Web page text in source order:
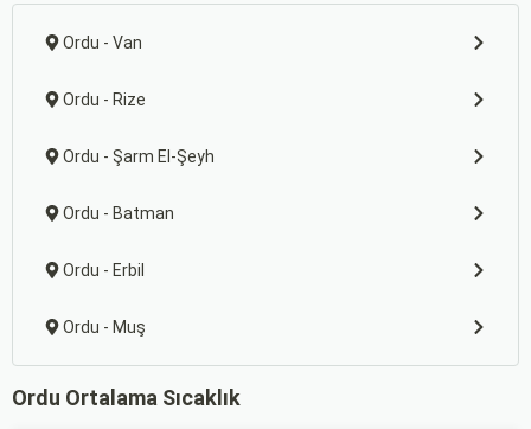
Ordu - Van
Ordu - Rize
Ordu - Şarm El-Şeyh
Ordu - Batman
Ordu - Erbil
Ordu - Muş
Ordu Ortalama Sıcaklık